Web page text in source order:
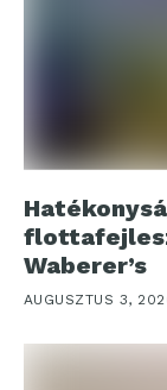
Waberer’s
AUGUSZTUS 3,